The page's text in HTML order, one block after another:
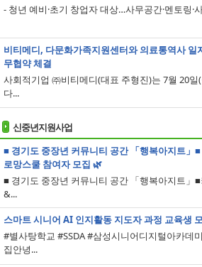
- 청년 예비·초기 창업자 대상…사무공간·멘토링·
비티메디, 다문화가족지원센터와 의료통역사 일
무협약 체결
사회적기업 ㈜비티메디(대표 주형진)는 7월 20일
다...
신중년지원사업
■ 경기도 중장년 커뮤니티 공간 「행복아지트」
로망스쿨 참여자 모집 🌿
■ 경기도 중장년 커뮤니티 공간 「행복아지트」
&...
스마트 시니어 AI 인지활동 지도자 과정 교육생
#별사탕학교 #SSDA #삼성시니어디지털아카데
집안녕...